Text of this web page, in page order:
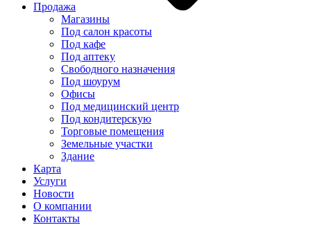
Продажа
Магазины
Под салон красоты
Под кафе
Под аптеку
Свободного назначения
Под шоурум
Офисы
Под медицинский центр
Под кондитерскую
Торговые помещения
Земельные участки
Здание
Карта
Услуги
Новости
О компании
Контакты